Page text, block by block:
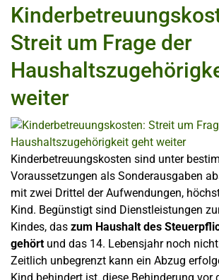
Streit um Frage der
weiter
Kinderbetreuungskosten sind unter
Voraussetzungen als Sonderausgaben
mit zwei Drittel der Aufwendungen,
Kind. Begünstigt sind Dienstleistungen
Kindes, das zum Haushalt des
gehörtund das 14. Lebensjahr noch
Zeitlich unbegrenzt kann ein Abzug